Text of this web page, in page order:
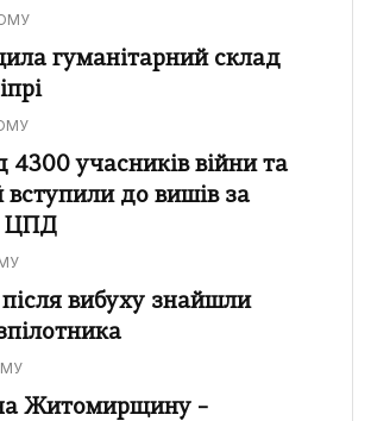
гуманітарний склад
4300 учасників війни та
вступили до вишів за
ЦПД
вибуху знайшли
Житомирщину –